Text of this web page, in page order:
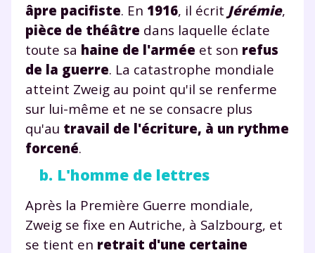
âpre pacifiste. En 1916, il écrit Jérémie,
pièce de théâtre dans laquelle éclate
toute sa haine de l'armée et son refus
de la guerre. La catastrophe mondiale
atteint Zweig au point qu'il se renferme
sur lui-même et ne se consacre plus
qu'au travail de l'écriture, à un rythme
forcené.
b. L'homme de lettres
Après la Première Guerre mondiale,
Zweig se fixe en Autriche, à Salzbourg, et
se tient en retrait d'une certaine